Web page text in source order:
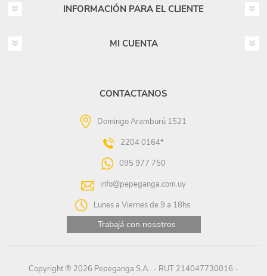
INFORMACIÓN PARA EL CLIENTE
MI CUENTA
CONTACTANOS
Domingo Aramburú 1521
2204 0164*
095 977 750
info@pepeganga.com.uy
Lunes a Viernes de 9 a 18hs.
Trabajá con nosotros
Copyright ® 2026 Pepeganga S.A.. - RUT 214047730016 -